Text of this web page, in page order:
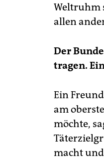
Weltruhm
allen
Der
tragen.
Ein
am
möchte,
macht